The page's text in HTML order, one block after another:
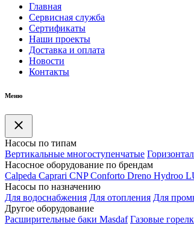
Главная
Сервисная служба
Сертификаты
Наши проекты
Доставка и оплата
Новости
Контакты
Меню
Насосы по типам
Вертикальные многоступенчатые
Насосное оборудование по брендам
Calpeda Caprari CNP Conforto Dreno Hydroo
Насосы по назначению
Для водоснабжения Для отопления Для
Другое оборудование
Расширительные баки Masdaf Газовые